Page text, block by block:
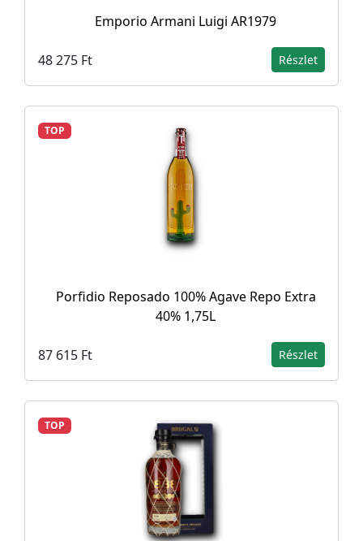
Emporio Armani Luigi AR1979
48 275 Ft Részlet
TOP
Porfidio Reposado 100% Agave Repo Extra
40% 1,75L
87 615 Ft Részlet
TOP